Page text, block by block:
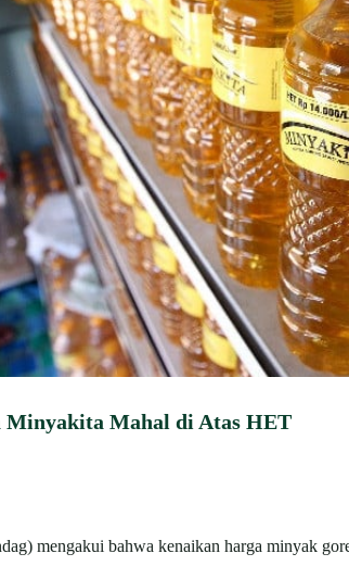
Minyakita Mahal di Atas HET
mengakui bahwa kenaikan harga minyak